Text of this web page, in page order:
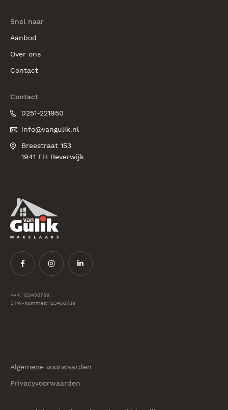
Snel naar
Aanbod
Over ons
Contact
Contact
0251-221950
info@vangulik.nl
Breestraat 153
1941 EH Beverwijk
KvK: 123456789
BTW-nummer: 123456789
Algemene voorwaarden
Privacyvoorwaarden